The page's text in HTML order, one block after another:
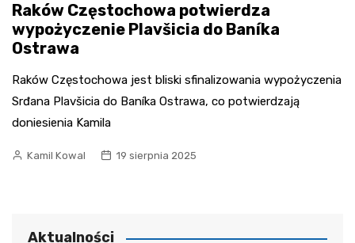
Raków Częstochowa potwierdza
wypożyczenie Plavšicia do Baníka
Ostrawa
Raków Częstochowa jest bliski sfinalizowania wypożyczenia
Srđana Plavšicia do Baníka Ostrawa, co potwierdzają
doniesienia Kamila
Kamil Kowal 19 sierpnia 2025
Aktualności